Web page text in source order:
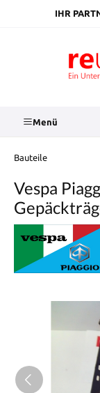
springen
IHR
Menü
Bauteile
Vespa